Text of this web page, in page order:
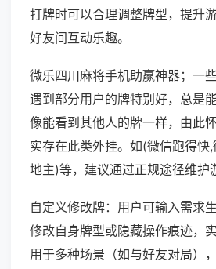
打牌时可以合理调整牌型，提升
好友间互动乐趣。
微乐四川麻将手机助赢神器；一
遇到部分用户的牌特别好，总是
像能看到其他人的牌一样，由此
实存在此类外挂。如(微信跑得快
地主)等，建议通过正规途径维护
自定义修改牌：用户可输入需求
修改自身牌型或隐藏操作痕迹，
用于多种场景（如与好友对局）